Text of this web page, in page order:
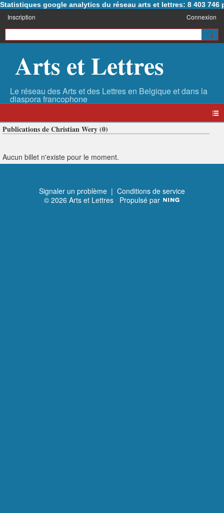
Statistiques google analytics du réseau arts et lettres: 8 403 746
Inscription Connexion
Arts et Lettres
Publications de Christian Wery (0)
Aucun billet n'existe pour le moment.
Signaler un problème | Conditions de service
© 2026 Arts et Lettres Propulsé par